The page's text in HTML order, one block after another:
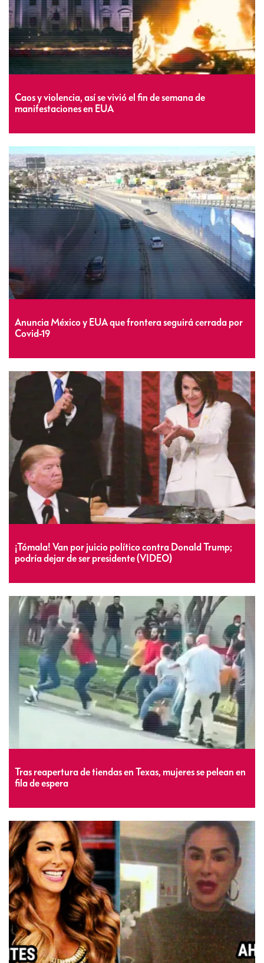
Caos y violencia, así se vivió el fin de semana de
manifestaciones en EUA
Anuncia México y EUA que frontera seguirá cerrada por
Covid-19
¡Tómala! Van por juicio político contra Donald Trump;
podría dejar de ser presidente (VIDEO)
Tras reapertura de tiendas en Texas, mujeres se pelean en
fila de espera